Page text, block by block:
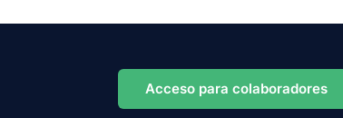
Acceso para colaboradores